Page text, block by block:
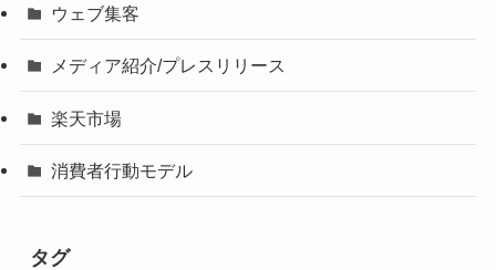
ウェブ集客
メディア紹介/プレスリリース
楽天市場
消費者行動モデル
タグ